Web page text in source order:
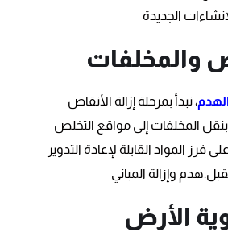
الجديدة
والمخلفات
الهدم، نبدأ بمرحلة إزالة الأنقاض
المخلفات إلى مواقع التخلص
فرز المواد القابلة لإعادة التدوير
وإزالة المباني
الأرض